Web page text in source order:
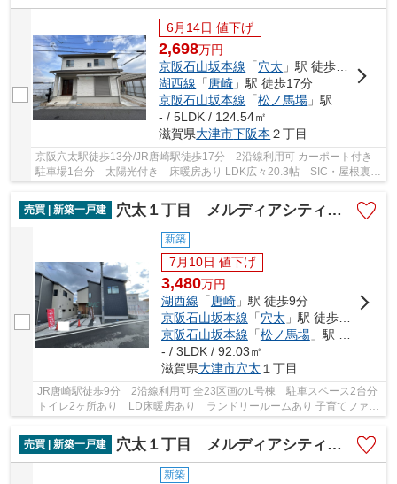
6月14日 値下げ
2,698万円
京阪石山坂本線 「穴太 」駅 徒歩13分
湖西線 「唐崎 」駅 徒歩17分
京阪石山坂本線 「松ノ馬場 」駅 徒歩13分
- / 5LDK / 124.54㎡
滋賀県大津市下阪本 ２丁目
京阪穴太駅徒歩13分/JR唐崎駅徒歩17分 2沿線利用可 カーポート付き
駐車場1台分 太陽光付き 床暖房あり LDK広々20.3帖 SIC・屋根裏収
納など収納スペース充実 【令和7年12月初旬リフ...
売買 | 新築一戸建
穴太１丁目 メルディアシティ唐崎L号棟
新築
7月10日 値下げ
3,480万円
湖西線 「唐崎」駅 徒歩9分
京阪石山坂本線 「穴太 」駅 徒歩6分
京阪石山坂本線 「松ノ馬場」駅 徒歩21分
- / 3LDK / 92.03㎡
滋賀県大津市穴太 １丁目
JR唐崎駅徒歩9分 2沿線利用可 全23区画のL号棟 駐車スペース2台分
トイレ2ヶ所あり LD床暖房あり ランドリールームあり 子育てファミ
売買 | 新築一戸建
穴太１丁目 メルディアシティ唐崎M号棟
新築